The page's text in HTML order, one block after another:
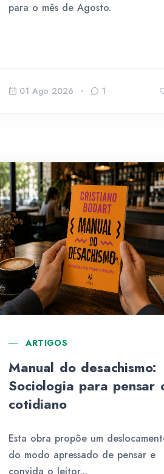
para o mês de Agosto.
01 Ago 2026 1
ARTIGOS
Manual do desachismo:
Sociologia para pensar
cotidiano
Esta obra propõe um
do modo apressado de pensar e